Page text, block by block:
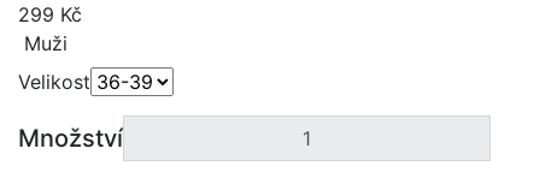
299 Kč
Muži
Velikost
Množství